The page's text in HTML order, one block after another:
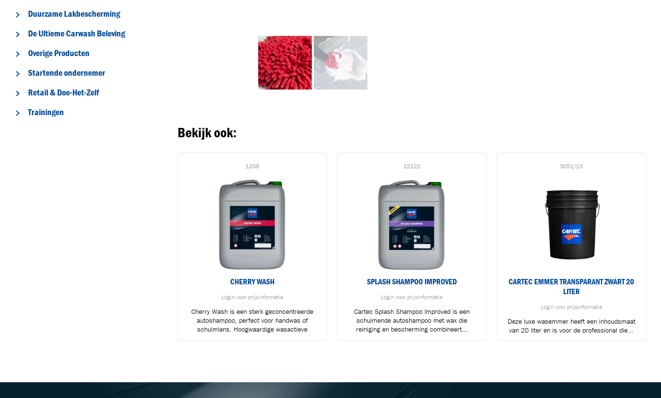
Duurzame Lakbescherming
De Ultieme Carwash Beleving
Overige Producten
Startende ondernemer
Retail & Doe-Het-Zelf
Trainingen
Bekijk ook:
1208
CHERRY WASH
Login voor prijsinformatie
Cherry Wash is een sterk geconcentreerde
autoshampoo, perfect voor handwas of
schuimlans. Hoogwaardige wasactieve
12122
SPLASH SHAMPOO IMPROVED
Login voor prijsinformatie
Cartec Splash Shampoo Improved is een
schuimende autoshampoo met wax die
reiniging en bescherming combineert...
3051/13
CARTEC EMMER TRANSPARANT ZWART 20
LITER
Login voor prijsinformatie
Deze luxe wasemmer heeft een inhoudsmaat
van 20 liter en is voor de professional die...
Toegevoegd aan winkelwagen
VERDER WINKELEN
BLIJF OP DE HOOGTE VIA ONZE NIEUWSBRIEF
Ontvang vakgerelateerde tips,